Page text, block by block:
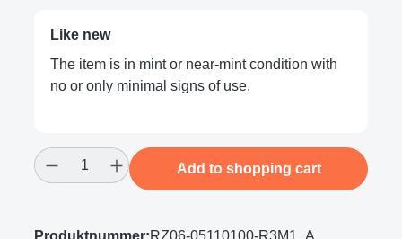
Like new
The item is in mint or near-mint condition with
no or only minimal signs of use.
Product Quantity: Enter the desired
Add to shopping cart
Produktnummer:RZ06-05110100-R3M1_A